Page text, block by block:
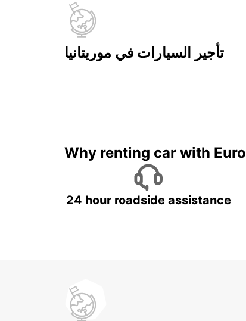
تأجير السيارات في موريتانيا
Why renting car with
24 hour roadside assistance